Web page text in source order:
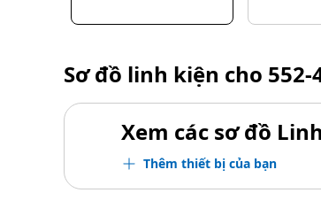
Sơ đồ linh kiện cho 552-
Xem các sơ đồ
Thêm thiết bị của bạn